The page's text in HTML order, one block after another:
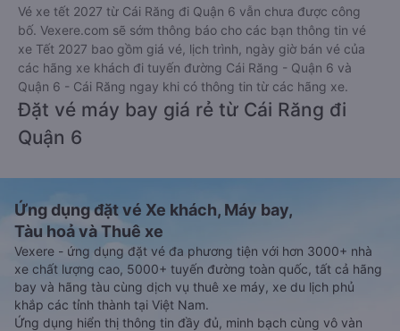
Vé xe tết 2027 từ Cái Răng đi Quận 6 vẫn chưa được công
bố. Vexere.com sẽ sớm thông báo cho các bạn thông tin vé
xe Tết 2027 bao gồm giá vé, lịch trình, ngày giờ bán vé của
các hãng xe khách đi tuyến đường Cái Răng - Quận 6 và
Quận 6 - Cái Răng ngay khi có thông tin từ các hãng xe.
Đặt vé máy bay giá rẻ từ Cái Răng đi
Quận 6
Ứng dụng đặt vé Xe khách, Máy bay,
Tàu hoả và Thuê xe
Vexere - ứng dụng đặt vé đa phương tiện với hơn 3000+ nhà
xe chất lượng cao, 5000+ tuyến đường toàn quốc, tất cả hãng
bay và hãng tàu cùng dịch vụ thuê xe máy, xe du lịch phủ
khắp các tỉnh thành tại Việt Nam.
Ứng dụng hiển thị thông tin đầy đủ, minh bạch cùng vô vàn